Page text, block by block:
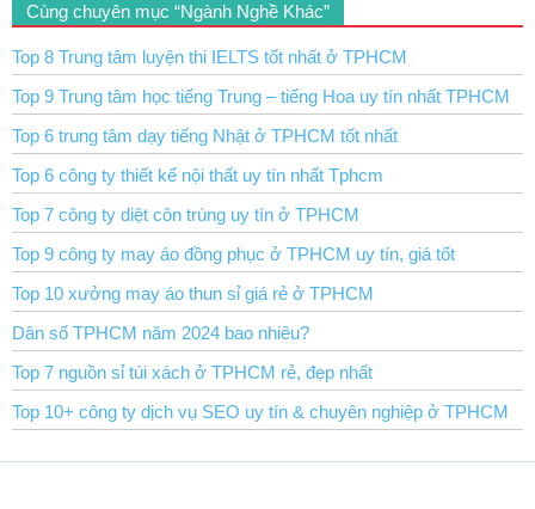
Cùng chuyên mục “Ngành Nghề Khác”
Top 8 Trung tâm luyện thi IELTS tốt nhất ở TPHCM
Top 9 Trung tâm học tiếng Trung – tiếng Hoa uy tín nhất TPHCM
Top 6 trung tâm dạy tiếng Nhật ở TPHCM tốt nhất
Top 6 công ty thiết kế nội thất uy tín nhất Tphcm
Top 7 công ty diệt côn trùng uy tín ở TPHCM
Top 9 công ty may áo đồng phục ở TPHCM uy tín, giá tốt
Top 10 xưởng may áo thun sỉ giá rẻ ở TPHCM
Dân số TPHCM năm 2024 bao nhiêu?
Top 7 nguồn sỉ túi xách ở TPHCM rẻ, đẹp nhất
Top 10+ công ty dịch vụ SEO uy tín & chuyên nghiệp ở TPHCM